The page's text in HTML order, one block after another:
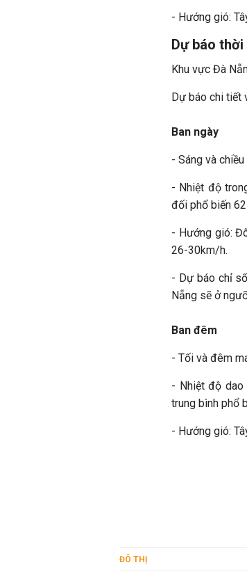
- Hướng gió:
Dự báo
Khu vực Đà
Dự báo chi tiết
Ban ngày
- Sáng và
- Nhiệt độ
đối phổ biến
- Hướng gió:
26-30km/h.
- Dự báo chỉ
Nẵng sẽ ở
Ban đêm
- Tối và đêm
- Nhiệt độ
trung bình phổ
- Hướng gió:
ĐÔ THỊ